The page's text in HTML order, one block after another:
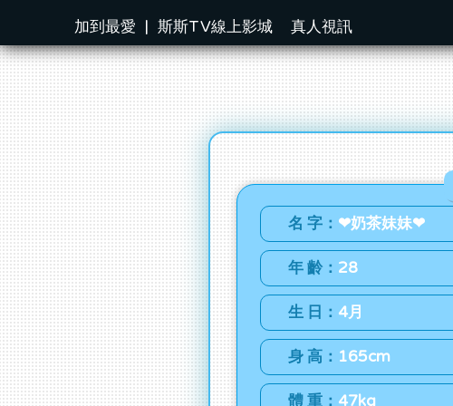
加到最愛 | 斯斯TV線上影城 真人視訊
名 字： ❤奶茶妹妹❤
年 齡： 28
生 日： 4月
身 高： 165cm
體 重： 47kg